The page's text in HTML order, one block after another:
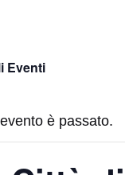
Eventi
è passato.